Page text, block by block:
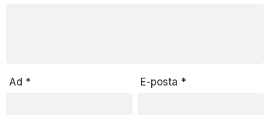
Ad * E-posta *